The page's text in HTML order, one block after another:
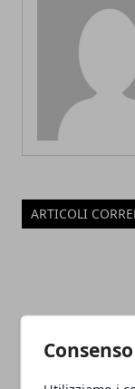
ARTICOLI